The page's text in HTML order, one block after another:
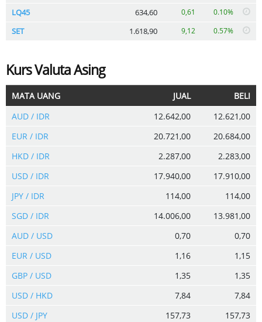
LQ45 634,60 0,61 0.10%
SET 1.618,90 9,12 0.57%
Kurs Valuta Asing
MATA UANG JUAL
BELI
AUD / IDR
12.642,00
12.621,00
EUR / IDR
20.721,00
20.684,00
HKD / IDR
2.287,00
2.283,00
USD / IDR
17.940,00
17.910,00
JPY / IDR
114,00
114,00
SGD / IDR
14.006,00
13.981,00
AUD / USD
0,70
0,70
EUR / USD
1,16
1,15
GBP / USD
1,35
1,35
USD / HKD
7,84
7,84
USD / JPY
157,73
157,73